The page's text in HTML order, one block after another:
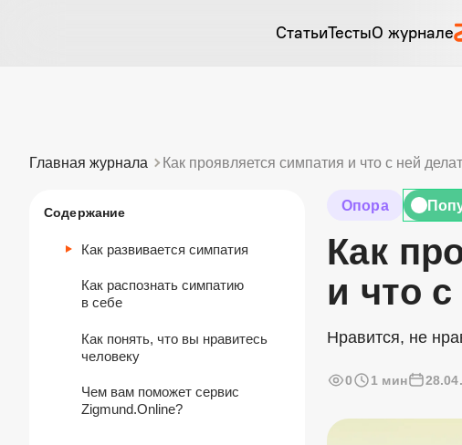
СтатьиТестыО журнале
Главная журнала Как проявляется симпатия и что с ней
Содержание
Как развивается симпатия
Как распознать симпатию
в себе
Как понять, что вы нравитесь
человеку
Чем вам поможет сервис
Zigmund.Online?
Опора
Как
и что
Нравится, не
0 1 мин